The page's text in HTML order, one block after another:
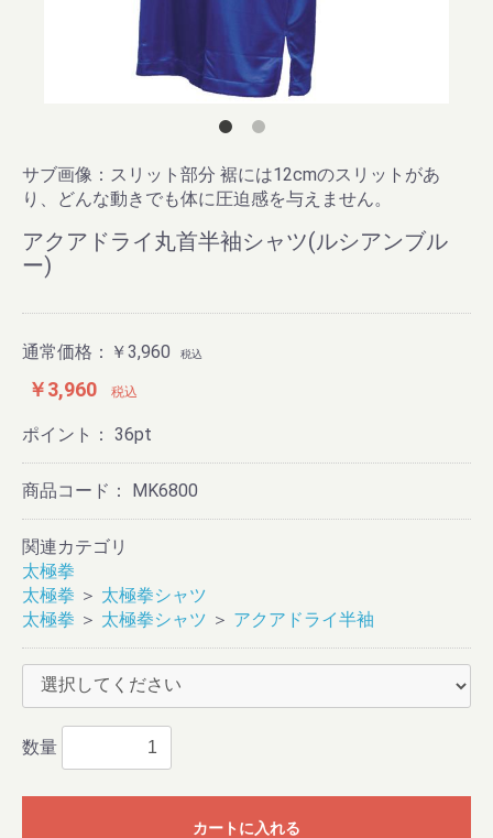
サブ画像：スリット部分 裾には12cmのスリットがあ
り、どんな動きでも体に圧迫感を与えません。
アクアドライ丸首半袖シャツ(ルシアンブル
ー)
通常価格： ￥3,960 税込
￥3,960 税込
ポイント： 36pt
商品コード： MK6800
関連カテゴリ
太極拳
太極拳 ＞ 太極拳シャツ
太極拳 ＞ 太極拳シャツ ＞ アクアドライ半袖
数量
カートに入れる
お買い物を続ける